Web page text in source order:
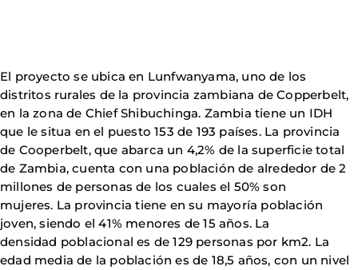
El proyecto se ubica en Lunfwanyama, uno de los
distritos rurales de la provincia zambiana de Copperbelt,
en la zona de Chief Shibuchinga. Zambia tiene un IDH
que le situa en el puesto 153 de 193 países. La provincia
de Cooperbelt, que abarca un 4,2% de la superficie total
de Zambia, cuenta con una población de alrededor de 2
millones de personas de los cuales el 50% son
mujeres. La provincia tiene en su mayoría población
joven, siendo el 41% menores de 15 años. La
densidad poblacional es de 129 personas por km2. La
edad media de la población es de 18,5 años, con un nivel